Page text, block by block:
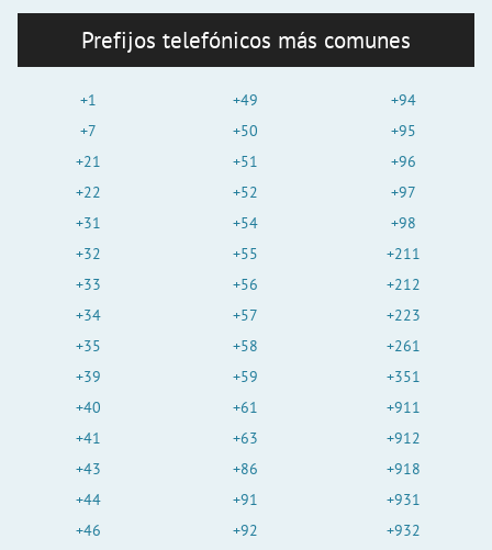
Prefijos telefónicos más comunes
+1
+7
+21
+22
+31
+32
+33
+34
+35
+39
+40
+41
+43
+44
+46
+49
+50
+51
+52
+54
+55
+56
+57
+58
+59
+61
+63
+86
+91
+92
+94
+95
+96
+97
+98
+211
+212
+223
+261
+351
+911
+912
+918
+931
+932